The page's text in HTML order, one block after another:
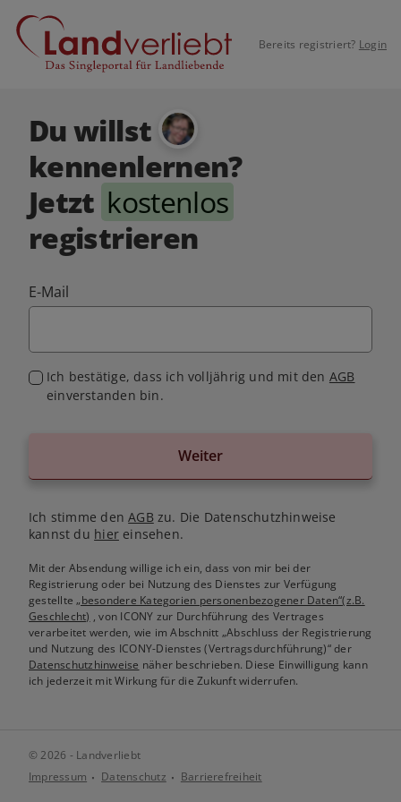
Bereits registriert? Login
Du willst
kennenlernen?
Jetzt kostenlos
registrieren
E-Mail
Ich bestätige, dass ich volljährig und mit den AGB
einverstanden bin.
Weiter
Ich stimme denAGB zu. Die Datenschutzhinweise
kannst du hiereinsehen.
Mit der Absendung willige ich ein, dass von mir bei der
Registrierung oder bei Nutzung des Dienstes zur Verfügung
gestellte„besondere Kategorien personenbezogener Daten“(z.B.
Geschlecht) , von ICONY zur Durchführung des Vertrages
verarbeitet werden, wie im Abschnitt „Abschluss der Registrierung
und Nutzung des ICONY-Dienstes (Vertragsdurchführung)“ der
Datenschutzhinweise näher beschrieben. Diese Einwilligung kann
ich jederzeit mit Wirkung für die Zukunft widerrufen.
© 2026 - Landverliebt
Impressum
Datenschutz Barrierefreiheit